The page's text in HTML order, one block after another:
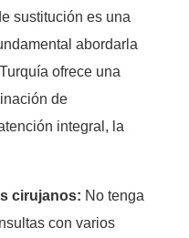
sustitución es una
abordarla
ofrece una
de
integral, la
cirujanos: No tenga
con varios